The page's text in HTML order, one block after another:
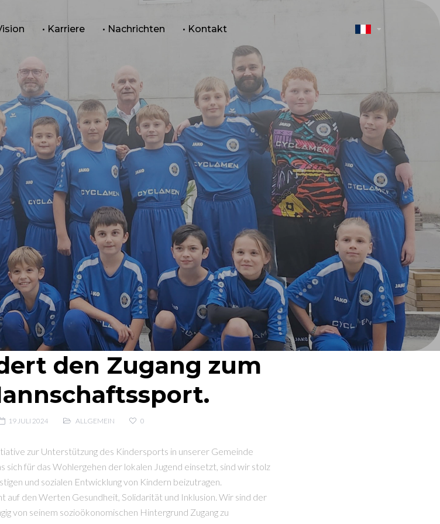
• Karriere • Nachrichten • Kontakt
den Zugang zum
19 JULI 2024 ALLGEMEIN 0
zur Unterstützung des Kindersports in unserer Gemeinde
sich für das Wohlergehen der lokalen Jugend einsetzt, sind wir stolz
und sozialen Entwicklung von Kindern beizutragen.
auf den Werten Gesundheit, Solidarität und Inklusion. Wir sind der
von seinem sozioökonomischen Hintergrund Zugang zu